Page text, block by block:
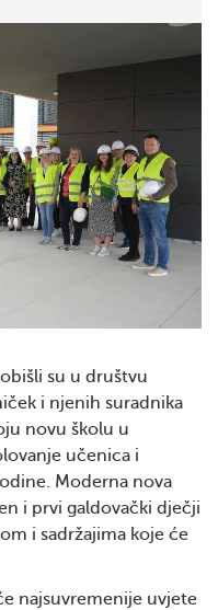
su u društvu
i njenih suradnika
novu školu u
učenica i
Moderna nova
i prvi galdovački dječji
i sadržajima koje će
najsuvremenije uvjete